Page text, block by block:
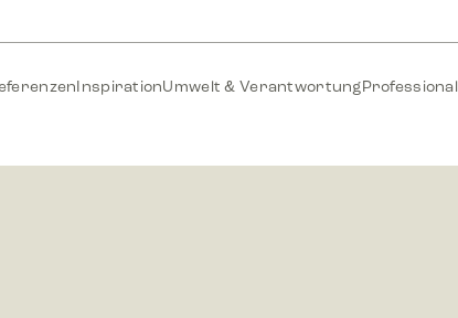
InspirationUmwelt & Verantwortung Professional